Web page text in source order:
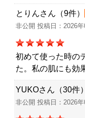
とりんさん（9件）
非公開 投稿日：2026年
初めて使った時の
た。私の肌にも効
YUKOさん（30件）
非公開 投稿日：2026年